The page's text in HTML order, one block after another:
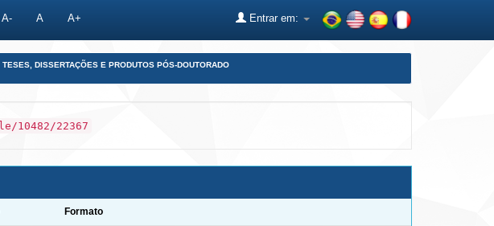
A- A A+ Entrar em:
TESES, DISSERTAÇÕES E PRODUTOS PÓS-DOUTORADO
10482/22367
Formato